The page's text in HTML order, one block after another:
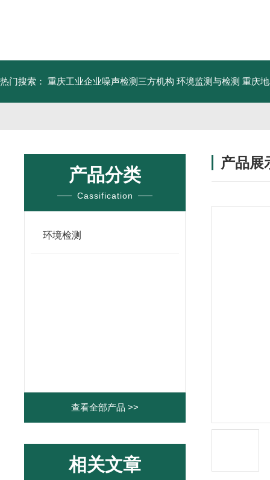
热门搜索： 重庆工业企业噪声检测三方机构 环境监测与检测 重庆
产品分类
Cassification
环境检测
查看全部产品 >>
相关文章
产品展